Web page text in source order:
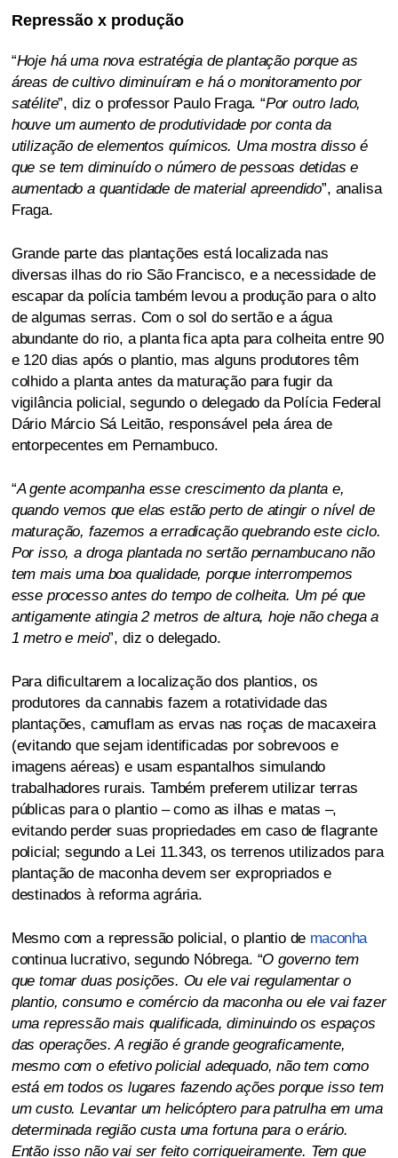
Repressão x produção
“Hoje há uma nova estratégia de plantação porque as
áreas de cultivo diminuíram e há o monitoramento por
satélite”, diz o professor Paulo Fraga. “Por outro lado,
houve um aumento de produtividade por conta da
utilização de elementos químicos. Uma mostra disso é
que se tem diminuído o número de pessoas detidas e
aumentado a quantidade de material apreendido”, analisa
Fraga.
Grande parte das plantações está localizada nas
diversas ilhas do rio São Francisco, e a necessidade de
escapar da polícia também levou a produção para o alto
de algumas serras. Com o sol do sertão e a água
abundante do rio, a planta fica apta para colheita entre 90
e 120 dias após o plantio, mas alguns produtores têm
colhido a planta antes da maturação para fugir da
vigilância policial, segundo o delegado da Polícia Federal
Dário Márcio Sá Leitão, responsável pela área de
entorpecentes em Pernambuco.
“A gente acompanha esse crescimento da planta e,
quando vemos que elas estão perto de atingir o nível de
maturação, fazemos a erradicação quebrando este ciclo.
Por isso, a droga plantada no sertão pernambucano não
tem mais uma boa qualidade, porque interrompemos
esse processo antes do tempo de colheita. Um pé que
antigamente atingia 2 metros de altura, hoje não chega a
1 metro e meio”, diz o delegado.
Para dificultarem a localização dos plantios, os
produtores da cannabis fazem a rotatividade das
plantações, camuflam as ervas nas roças de macaxeira
(evitando que sejam identificadas por sobrevoos e
imagens aéreas) e usam espantalhos simulando
trabalhadores rurais. Também preferem utilizar terras
públicas para o plantio – como as ilhas e matas –,
evitando perder suas propriedades em caso de flagrante
policial; segundo a Lei 11.343, os terrenos utilizados para
plantação de maconha devem ser expropriados e
destinados à reforma agrária.
Mesmo com a repressão policial, o plantio de maconha
continua lucrativo, segundo Nóbrega. “O governo tem
que tomar duas posições. Ou ele vai regulamentar o
plantio, consumo e comércio da maconha ou ele vai fazer
uma repressão mais qualificada, diminuindo os espaços
das operações. A região é grande geograficamente,
mesmo com o efetivo policial adequado, não tem como
está em todos os lugares fazendo ações porque isso tem
um custo. Levantar um helicóptero para patrulha em uma
determinada região custa uma fortuna para o erário.
Então isso não vai ser feito corriqueiramente. Tem que